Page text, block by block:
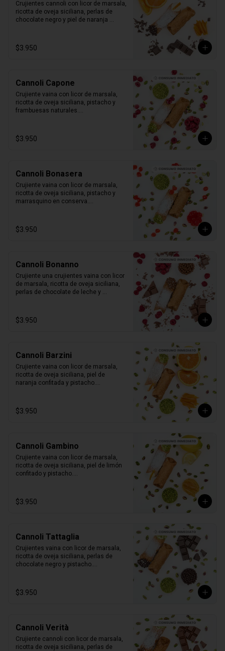
Crujientes cannoli con licor de marsala,
ricotta de oveja siciliana, perlas de
chocolate negro y piel de naranja
$3.950
Cannoli Capone
Crujiente vaina con licor de marsala,
ricotta de oveja siciliana, pistacho y
frambuesas naturales.
$3.950
Cannoli Bonasera
Crujiente vaina con licor de marsala,
ricotta de oveja siciliana, pistacho y
marrasquino en conserva.
$3.950
Cannoli Bonanno
Crujiente una crujientes vaina con licor
de marsala, ricotta de oveja siciliana,
perlas de chocolate de leche y
$3.950
Cannoli Barzini
Crujiente vaina con licor de marsala,
ricotta de oveja siciliana, piel de
naranja confitada y pistacho.
$3.950
Cannoli Gambino
Crujiente vaina con licor de marsala,
ricotta de oveja siciliana, piel de limón
confitado y pistacho.
$3.950
Cannoli Tattaglia
Crujientes vaina con licor de marsala,
ricotta de oveja siciliana, perlas de
chocolate negro y pistacho.
$3.950
Cannoli Verità
Crujiente cannoli con licor de marsala,
ricotta de oveja siciliana, perlas de